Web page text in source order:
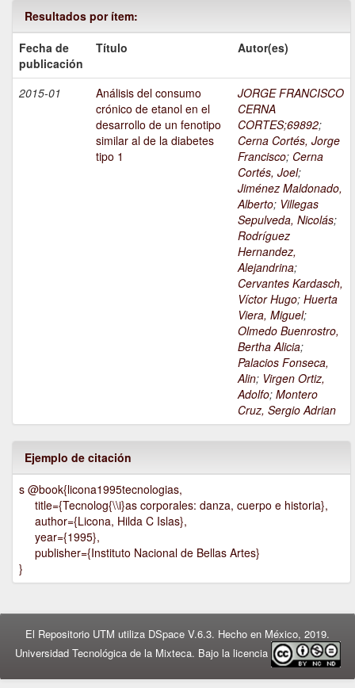
Resultados por ítem:
Fecha de
publicación
Título Autor(es)
2015-01
Análisis del consumo
crónico de etanol en el
desarrollo de un fenotipo
similar al de la diabetes
tipo 1
JORGE FRANCISCO
CERNA
CORTES;69892;
Cerna Cortés, Jorge
Francisco; Cerna
Cortés, Joel;
Jiménez Maldonado,
Alberto; Villegas
Sepulveda, Nicolás;
Rodríguez
Hernandez,
Alejandrina;
Cervantes Kardasch,
Víctor Hugo; Huerta
Viera, Miguel;
Olmedo Buenrostro,
Bertha Alicia;
Palacios Fonseca,
Alin; Virgen Ortiz,
Adolfo; Montero
Cruz, Sergio Adrian
Ejemplo de citación
s @book{licona1995tecnologias,
title={Tecnolog{\\i}as corporales: danza, cuerpo e historia},
author={Licona, Hilda C Islas},
year={1995},
publisher={Instituto Nacional de Bellas Artes}
}
El Repositorio UTM utiliza DSpace V.6.3. Hecho en México, 2019.
Universidad Tecnológica de la Mixteca. Bajo la licencia